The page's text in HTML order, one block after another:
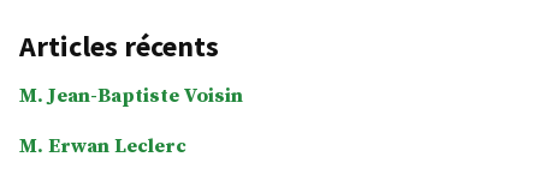
Articles récents
M. Jean-Baptiste Voisin
M. Erwan Leclerc